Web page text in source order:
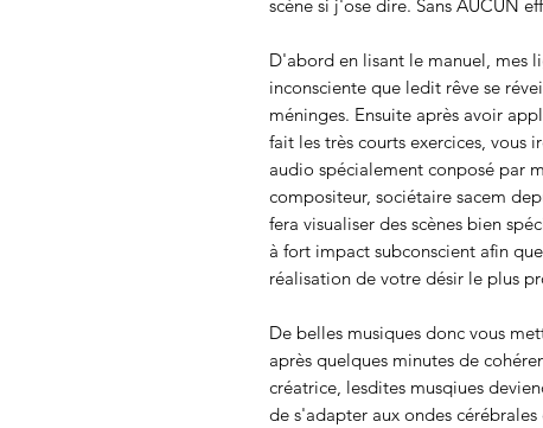
scène si j'ose dire. Sans AUCUN
D'abord en lisant le manuel, mes
inconsciente que ledit rêve se
méninges. Ensuite après avoir
fait les très courts exercices, vous
audio spécialement conposé par
compositeur, sociétaire sacem
fera visualiser des scènes bien
à fort impact subconscient afin
réalisation de votre désir le plus
De belles musiques donc vous
après quelques minutes de
créatrice, lesdites musqiues
de s'adapter aux ondes